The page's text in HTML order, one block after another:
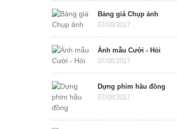
Bảng giá Chụp ảnh
07/08/2017
Ảnh mẫu Cưới - Hỏi
07/08/2017
Dựng phim hầu đồng
07/08/2017